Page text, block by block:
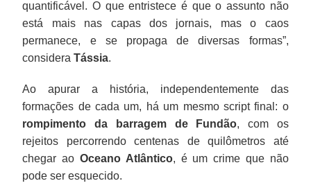
quantificável. O que entristece é que o assunto não
está mais nas capas dos jornais, mas o caos
permanece, e se propaga de diversas formas”,
consideraTássia.
Ao apurar a história, independentemente das
formações de cada um, há um mesmo script final: o
rompimento da barragem de Fundão, com os
rejeitos percorrendo centenas de quilômetros até
chegar ao Oceano Atlântico, é um crime que não
pode ser esquecido.